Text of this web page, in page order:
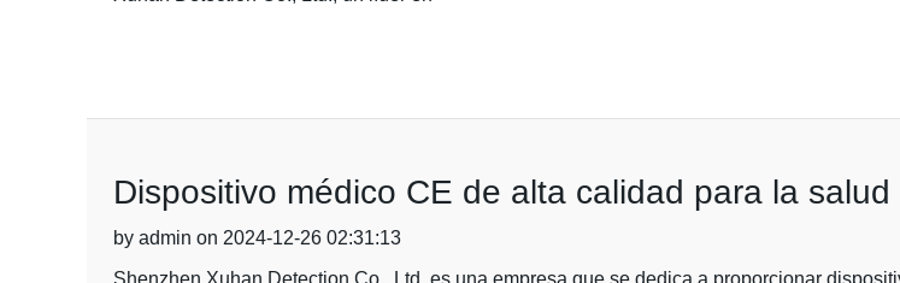
Dispositivo médico CE de alta calidad para la
by admin on 2024-12-26 02:31:13
Shenzhen Xuhan Detection Co., Ltd. es una empresa que se dedica a proporcionar